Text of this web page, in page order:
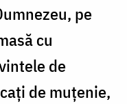
pe
cu
de
de muţenie,